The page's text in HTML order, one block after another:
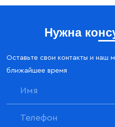
Нужна
Оставьте свои контакты и наш
ближайшее время